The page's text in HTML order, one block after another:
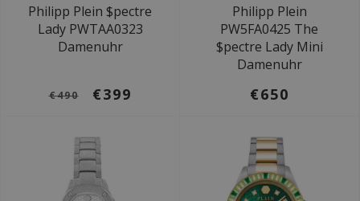
Philipp Plein $pectre
Lady PWTAA0323
Damenuhr
€490 €399
Philipp Plein
PW5FA0425 The
$pectre Lady Mini
Damenuhr
€650